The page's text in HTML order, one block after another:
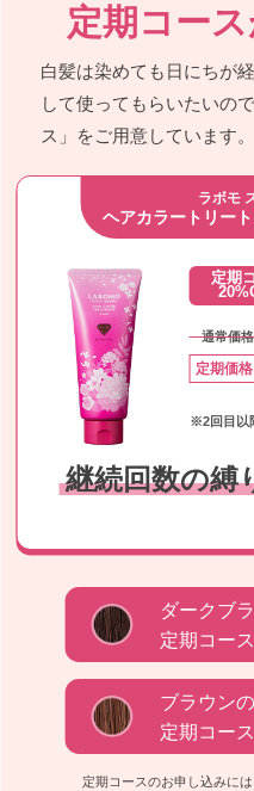
定期コー
白髪は染めても日にちが
して使ってもらいたいの
ス」をご用意しています。
ラボモ
ヘアカラートリー
定期
通常価格
定期価格
※2回目以
継続回数の縛
ダークブ
定期コー
ブラウンの
定期コー
定期コースのお申し込みに